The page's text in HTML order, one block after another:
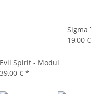
Evil Spirit - Modul
39,00 € *
Sigma
19,00 €